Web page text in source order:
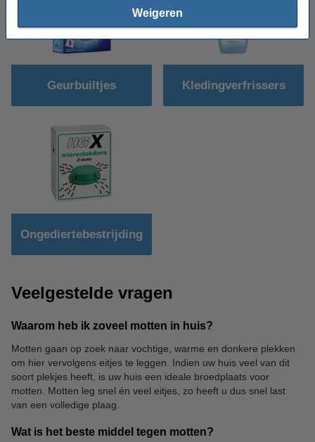
Weigeren
Geurbuiltjes Kledingverfrissers
Ongediertebestrijding
Veelgestelde vragen
Waarom heb ik zoveel motten in huis?
Motten gaan op zoek naar vochtige, warme en donkere plekken
om hier vervolgens eitjes te leggen. Indien uw huis veel van dit
soort plekjes heeft, is uw huis een ideale broedplaats voor
motten. Motten leg snel én veel eitjes, zo heeft u dus snel last
van een volledige plaag.
Wat is het beste middel tegen motten?